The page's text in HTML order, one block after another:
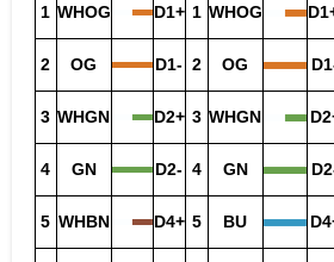
1 WHOG D1+ 1 WHOG
2 OG D1- 2 OG
3 WHGN D2+ 3 WHGN
4 GN D2- 4 GN
5 WHBN D4+ 5 BU